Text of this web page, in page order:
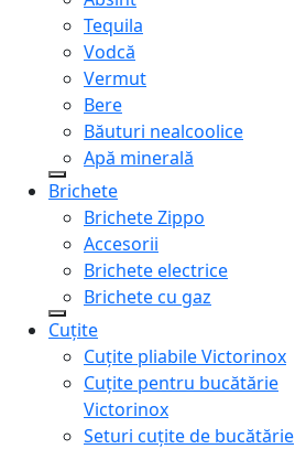
Tequila
Vodcă
Vermut
Bere
Băuturi nealcoolice
Apă minerală
Brichete
Brichete Zippo
Accesorii
Brichete electrice
Brichete cu gaz
Cuțite
Cuțite pliabile Victorinox
Cuțite pentru bucătărie
Victorinox
Seturi cuțite de bucătărie